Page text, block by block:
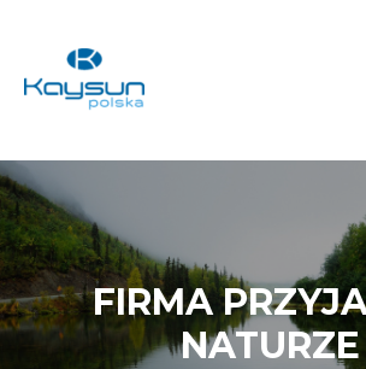
FIRMA
NATURZE